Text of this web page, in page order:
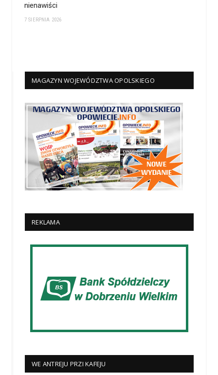
nienawiści
7 SIERPNIA 2026
MAGAZYN WOJEWÓDZTWA OPOLSKIEGO
REKLAMA
WE ANTREJU PRZI KAFEJU